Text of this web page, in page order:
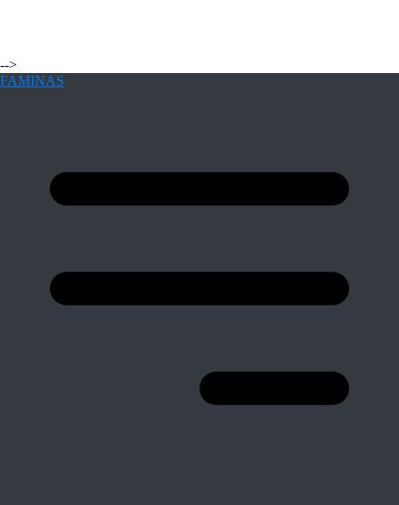
-->
FAMINAS